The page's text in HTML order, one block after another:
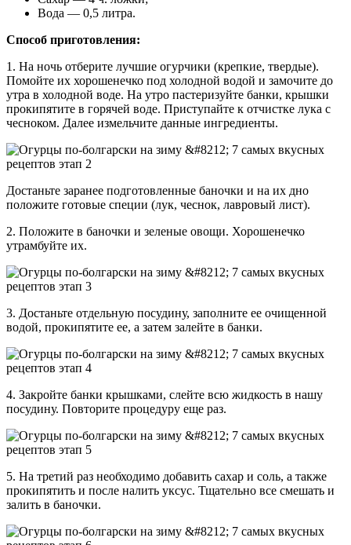
Вода — 0,5 литра.
Способ приготовления:
1. На ночь отберите лучшие огурчики (крепкие, твердые).
Помойте их хорошенечко под холодной водой и замочите до
утра в холодной воде. На утро пастеризуйте банки, крышки
прокипятите в горячей воде. Приступайте к отчистке лука с
чесноком. Далее измельчите данные ингредиенты.
Достаньте заранее подготовленные баночки и на их дно
положите готовые специи (лук, чеснок, лавровый лист).
2. Положите в баночки и зеленые овощи. Хорошенечко
утрамбуйте их.
3. Достаньте отдельную посудину, заполните ее очищенной
водой, прокипятите ее, а затем залейте в банки.
4. Закройте банки крышками, слейте всю жидкость в нашу
посудину. Повторите процедуру еще раз.
5. На третий раз необходимо добавить сахар и соль, а также
прокипятить и после налить уксус. Тщательно все смешать и
залить в баночки.